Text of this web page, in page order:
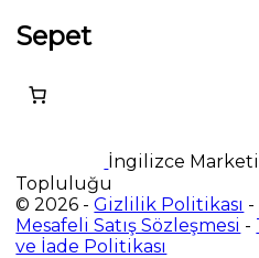
Sepet
İngilizce
Topluluğu
© 2026 -Gizlilik Politikası -
Mesafeli Satış Sözleşmesi -
ve İade Politikası